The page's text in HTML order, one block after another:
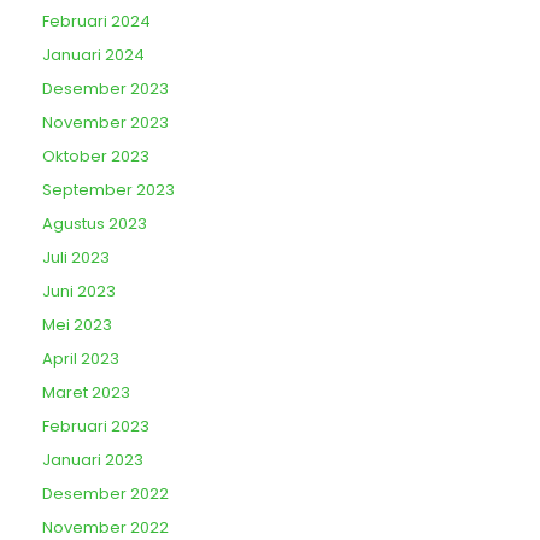
Februari 2024
Januari 2024
Desember 2023
November 2023
Oktober 2023
September 2023
Agustus 2023
Juli 2023
Juni 2023
Mei 2023
April 2023
Maret 2023
Februari 2023
Januari 2023
Desember 2022
November 2022